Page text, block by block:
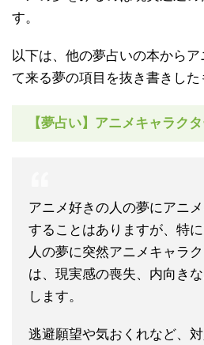
す。
以下は、他の夢占いの本から
て来る夢の項目を抜き書きした
【夢占い】アニメキャラク
アニメ好きの人の夢にアニ
することはありますが、特
人の夢に突然アニメキャラ
は、現実感の喪失、内向き
します。
逃避願望や気おくれなど、